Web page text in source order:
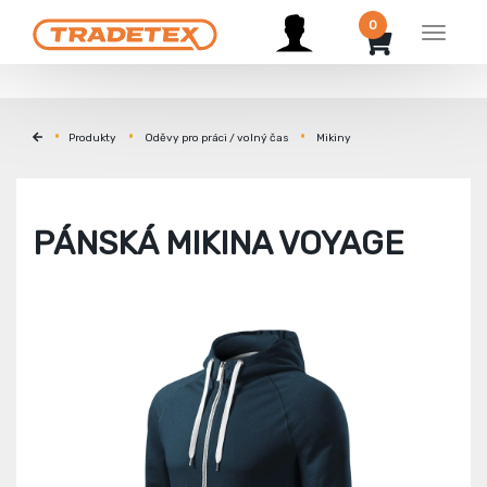
Menu
0
Produkty Oděvy pro práci / volný čas Mikiny
PÁNSKÁ MIKINA VOYAGE